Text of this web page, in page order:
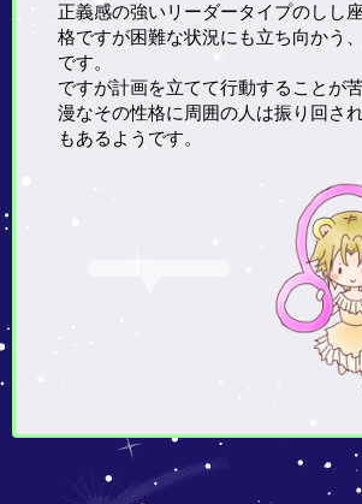
正義感の強いリーダータイプのしし
格ですが困難な状況にも立ち向かう
です。
ですが計画を立てて行動することが
漫なその性格に周囲の人は振り回さ
もあるようです。